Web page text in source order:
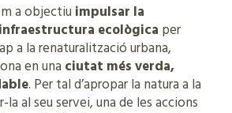
a objectiu impulsar la
ecològica per
a la renaturalització urbana,
en una ciutat més verda,
. Per tal d’apropar la natura a la
la al seu servei, una de les accions